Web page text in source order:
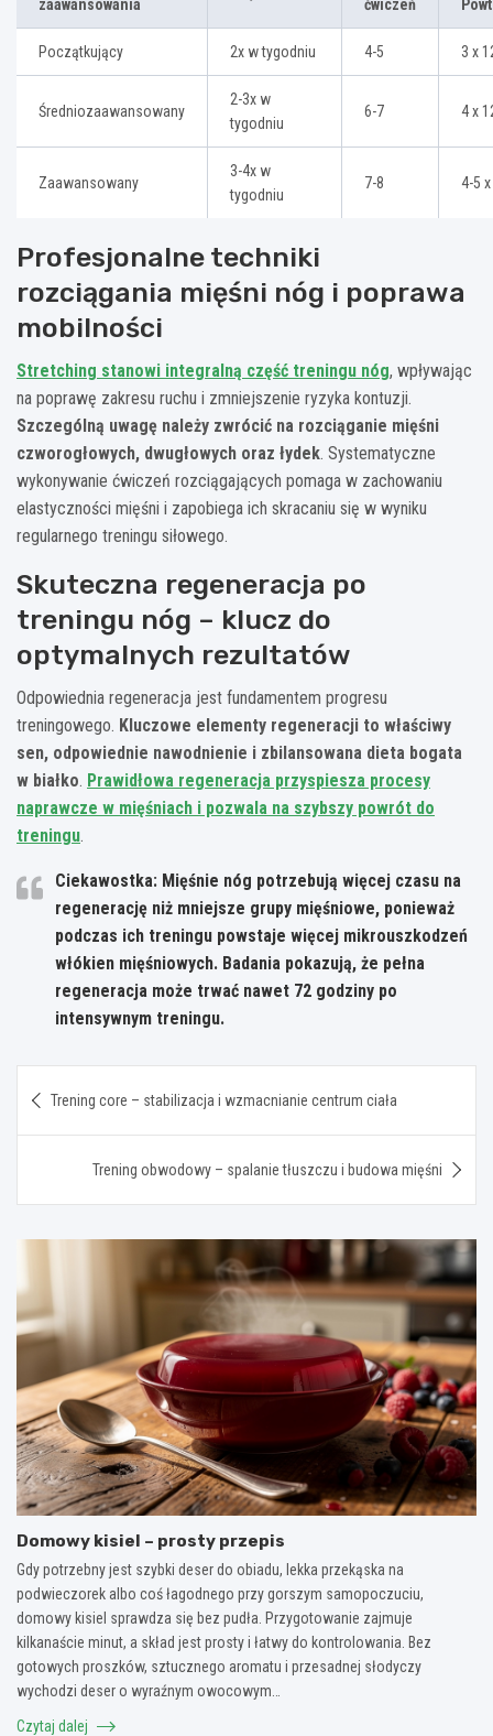
zaawansowania ćwiczeń
Początkujący 2x w tygodniu 4-5 3 x
Średniozaawansowany
2-3x w
tygodniu
6-7 4 x
Zaawansowany
3-4x w
tygodniu
7-8 4-5
Profesjonalne techniki
rozciągania mięśni nóg i poprawa
mobilności
Stretching stanowi integralną część treningu nóg, wpływając
na poprawę zakresu ruchu i zmniejszenie ryzyka kontuzji.
Szczególną uwagę należy zwrócić na rozciąganie mięśni
czworogłowych, dwugłowych oraz łydek. Systematyczne
wykonywanie ćwiczeń rozciągających pomaga w zachowaniu
elastyczności mięśni i zapobiega ich skracaniu się w wyniku
regularnego treningu siłowego.
Skuteczna regeneracja po
treningu nóg – klucz do
optymalnych rezultatów
Odpowiednia regeneracja jest fundamentem progresu
treningowego. Kluczowe elementy regeneracji to właściwy
sen, odpowiednie nawodnienie i zbilansowana dieta bogata
w białko. Prawidłowa regeneracja przyspiesza procesy
naprawcze w mięśniach i pozwala na szybszy powrót do
treningu.
Ciekawostka: Mięśnie nóg potrzebują więcej czasu na
regenerację niż mniejsze grupy mięśniowe, ponieważ
podczas ich treningu powstaje więcej mikrouszkodzeń
włókien mięśniowych. Badania pokazują, że pełna
regeneracja może trwać nawet 72 godziny po
intensywnym treningu.
wpisu
Trening core – stabilizacja i wzmacnianie centrum ciała
Trening obwodowy – spalanie tłuszczu i budowa mięśni
Domowy kisiel – prosty przepis
Gdy potrzebny jest szybki deser do obiadu, lekka przekąska na
podwieczorek albo coś łagodnego przy gorszym samopoczuciu,
domowy kisiel sprawdza się bez pudła. Przygotowanie zajmuje
kilkanaście minut, a skład jest prosty i łatwy do kontrolowania. Bez
gotowych proszków, sztucznego aromatu i przesadnej słodyczy
wychodzi deser o wyraźnym owocowym…
Czytaj dalej